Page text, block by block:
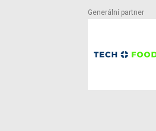
Generální partner